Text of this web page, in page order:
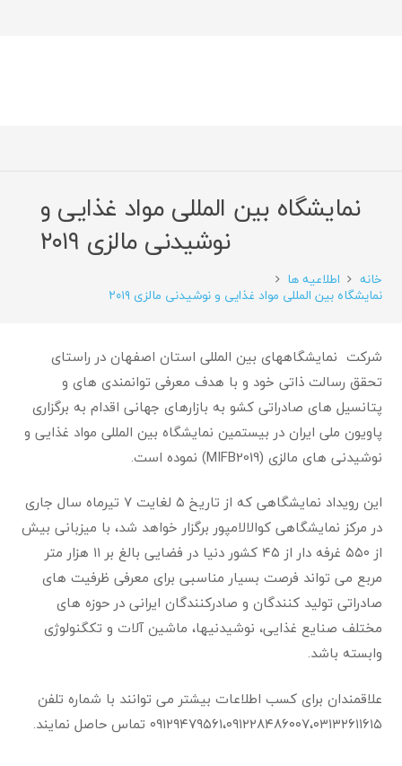
نمایشگاه بین المللی مواد غذایی و
نوشیدنی مالزی ۲۰۱۹
خانه اطلاعیه ها
نمایشگاه بین المللی مواد غذایی و نوشیدنی مالزی ۲۰۱۹
شرکت نمایشگاههای بین المللی استان اصفهان در راستای
تحقق رسالت ذاتی خود و با هدف معرفی توانمندی های و
پتانسیل های صادراتی کشو به بازارهای جهانی اقدام به برگزاری
پاویون ملی ایران در بیستمین نمایشگاه بین المللی مواد غذایی و
نوشیدنی های مالزی (MIFB2019) نموده است.
این رویداد نمایشگاهی که از تاریخ ۵ لغایت ۷ تیرماه سال جاری
در مرکز نمایشگاهی کوالالامپور برگزار خواهد شد، با میزبانی بیش
از ۵۵۰ غرفه دار از ۴۵ کشور دنیا در فضایی بالغ بر ۱۱ هزار متر
مربع می تواند فرصت بسیار مناسبی برای معرفی ظرفیت های
صادراتی تولید کنندگان و صادرکنندگان ایرانی در حوزه های
مختلف صنایع غذایی، نوشیدنیها، ماشین آلات و تکگنولوژی
وابسته باشد.
علاقمندان برای کسب اطلاعات بیشتر می توانند با شماره تلفن
۰۹۱۲۹۴۷۹۵۶۱،۰۹۱۲۲۸۴۸۶۰۰۷،۰۳۱۳۲۶۱۱۶۱۵ تماس حاصل نمایند.